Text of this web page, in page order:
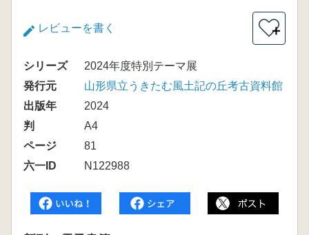
レビューを書く ＋
シリーズ
2024年度特別テーマ展
発行元
山形県立うきたむ風土記の丘考古資料館
出版年
2024
判
A4
ページ
81
六一ID
N122988